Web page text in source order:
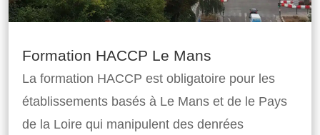
Formation HACCP Le Mans
La formation HACCP est obligatoire pour les
établissements basés à Le Mans et de le Pays
de la Loire qui manipulent des denrées